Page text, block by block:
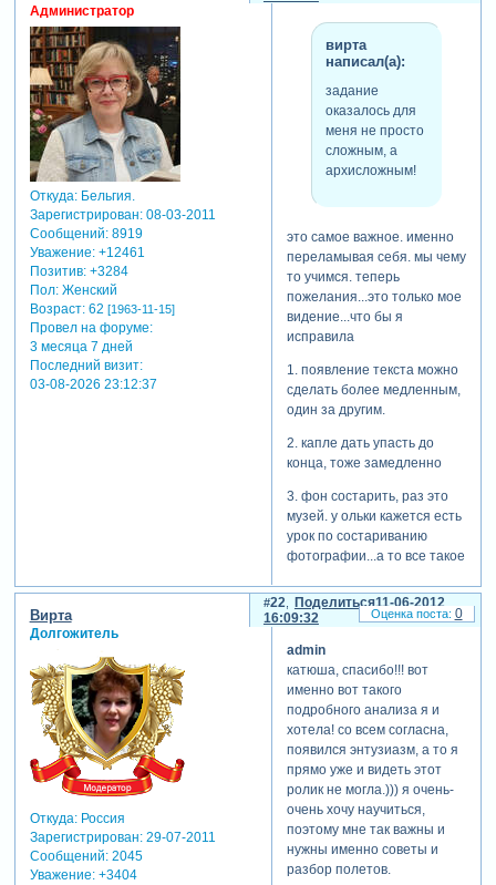
впервые!))))
забыла добавить. модель -
моя подруга. наверное
постановочные
фотографии из инета были
бы качественнее и
выигрышнее, но это мой
использовать в роликах
только фотографии близких
мне людей.
отредактировано вирта (11-
Администратор
Откуда:Бельгия.
Зарегистрирован: 08-03-2011
Сообщений:8919
Уважение: +12461
Позитив: +3284
Пол:Женский
Возраст:62 [1963-11-15]
Провел на форуме:
3 месяца 7 дней
Последний визит:
03-08-2026 23:12:37
вирта
написал(а):
задание
оказалось для
меня не просто
сложным, а
архисложным!
это самое важное. именно
переламывая себя. мы чему
то учимся. теперь
пожелания...это только мое
видение...что бы я
исправила
1. появление текста можно
сделать более медленным,
один за другим.
2. капле дать упасть до
конца, тоже замедленно
3. фон состарить, раз это
музей. у ольки кажется есть
урок по состариванию
фотографии...а то все такое
тему музей не ложится
Зарегистрируйтесь, чтобы
увидеть ссылки
растянуть немного по оси
х....фон также
замедлить....чтобы не было
Зарегистрируйтесь, чтобы
увидеть ссылки
Поделиться
22
11-06-2012
16:09:32
Вирта
Долгожитель
Откуда:Россия
Зарегистрирован: 29-07-2011
Сообщений:2045
Уважение: +3404
admin
катюша, спасибо!!! вот
именно вот такого
подробного анализа я и
хотела! со всем согласна,
появился энтузиазм, а то я
прямо уже и видеть этот
ролик не могла.))) я очень-
очень хочу научиться,
поэтому мне так важны и
нужны именно советы и
разбор полетов.
0